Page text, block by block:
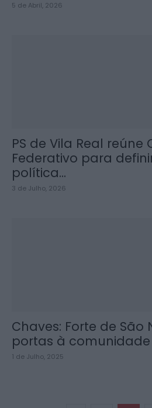
5 de Abril, 2026
PS de Vila Real reúne
Federativo para
política...
3 de Julho, 2026
Chaves: Forte de São
portas à comunidade
1 de Julho, 2025